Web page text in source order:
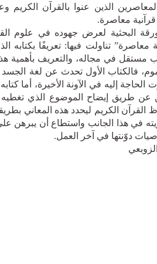
الذين عنوا بالقرآن الكريم
معاصرة.
البحثية لعرض جهوده في علوم
معاصرة” تناولت فيها: تعريفًا بكتابه
مستقل في مجاله، والتعريف بأهمية
فالكتاب الأول تحدث عن لغة الجسد
إليه في الآونة الأخيرة، أما
طريق إيضاح الموضوع الذي تغطيه
القرآن الكريم ليحدد هذه المعاني
في هذا الجانب واستطاع أن يبرهن
دوّنتها في آخر العمل.